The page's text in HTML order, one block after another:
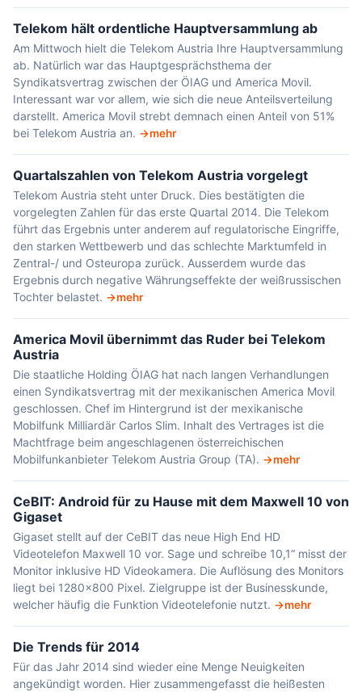
Telekom hält ordentliche Hauptversammlung ab
Am Mittwoch hielt die Telekom Austria Ihre Hauptversammlung
ab. Natürlich war das Hauptgesprächsthema der
Syndikatsvertrag zwischen der ÖIAG und America Movil.
Interessant war vor allem, wie sich die neue Anteilsverteilung
darstellt. America Movil strebt demnach einen Anteil von 51%
bei Telekom Austria an.
mehr
Quartalszahlen von Telekom Austria vorgelegt
Telekom Austria steht unter Druck. Dies bestätigten die
vorgelegten Zahlen für das erste Quartal 2014. Die Telekom
führt das Ergebnis unter anderem auf regulatorische Eingriffe,
den starken Wettbewerb und das schlechte Marktumfeld in
Zentral-/ und Osteuropa zurück. Ausserdem wurde das
Ergebnis durch negative Währungseffekte der weißrussischen
Tochter belastet.
mehr
America Movil übernimmt das Ruder bei Telekom
Austria
Die staatliche Holding ÖIAG hat nach langen Verhandlungen
einen Syndikatsvertrag mit der mexikanischen America Movil
geschlossen. Chef im Hintergrund ist der mexikanische
Mobilfunk Milliardär Carlos Slim. Inhalt des Vertrages ist die
Machtfrage beim angeschlagenen österreichischen
Mobilfunkanbieter Telekom Austria Group (TA).
mehr
CeBIT: Android für zu Hause mit dem Maxwell 10 von
Gigaset
Gigaset stellt auf der CeBIT das neue High End HD
Videotelefon Maxwell 10 vor. Sage und schreibe 10,1“ misst der
Monitor inklusive HD Videokamera. Die Auflösung des Monitors
liegt bei 1280x800 Pixel. Zielgruppe ist der Businesskunde,
welcher häufig die Funktion Videotelefonie nutzt.
mehr
Die Trends für 2014
Für das Jahr 2014 sind wieder eine Menge Neuigkeiten
angekündigt worden. Hier zusammengefasst die heißesten